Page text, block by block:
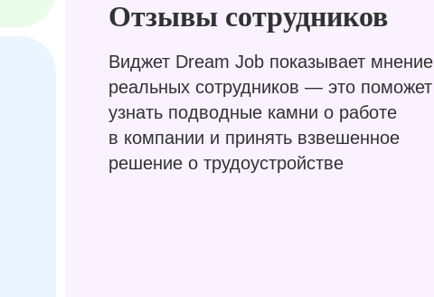
Отзывы сотрудников
Виджет Dream Job показывает мнение
реальных сотрудников — это поможет
узнать подводные камни о работе
в компании и принять взвешенное
решение о трудоустройстве